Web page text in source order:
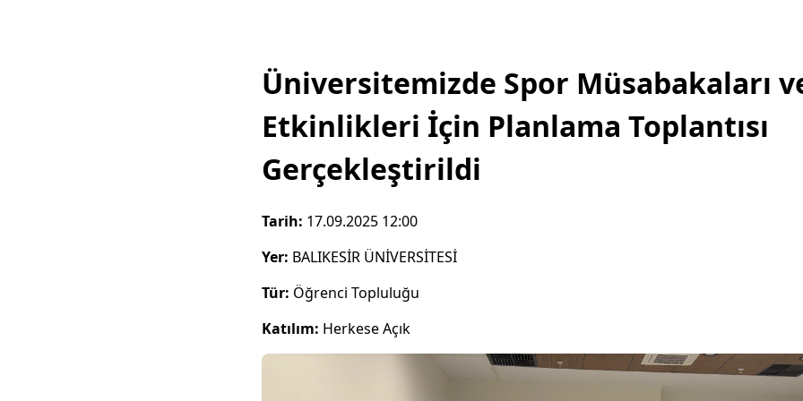
Üniversitemizde Spor Müsabakaları
Etkinlikleri İçin Planlama Toplantısı
Gerçekleştirildi
Tarih: 17.09.2025 12:00
Yer: BALIKESİR ÜNİVERSİTESİ
Tür: Öğrenci Topluluğu
Katılım: Herkese Açık